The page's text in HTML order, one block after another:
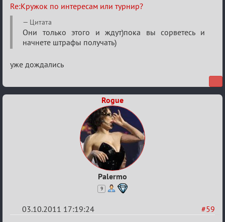
Re:
Кружок
интересам
или
турнир?
Re:Кружок по интересам или турнир?
Цитата
Они только этого и ждут)пока вы сорветесь и
начнете штрафы получать)
уже дождались
Rogue
Palermo
9
#59
03.10.2011 17:19:24